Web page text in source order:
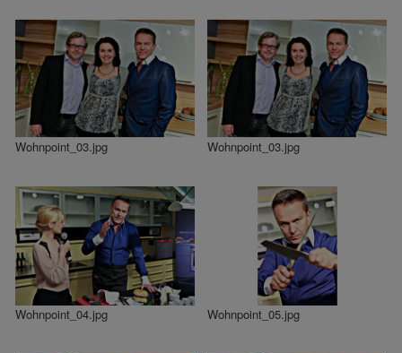
Wohnpoint_03.jpg Wohnpoint_03.jpg
Wohnpoint_04.jpg Wohnpoint_05.jpg